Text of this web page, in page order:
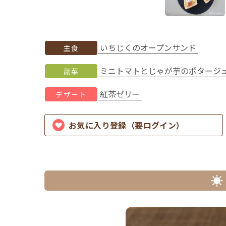
主食 いちじくのオープンサンド
副菜 ミニトマトとじゃが芋のポタージ
デザート 紅茶ゼリー
お気に入り登録（要ログイン）